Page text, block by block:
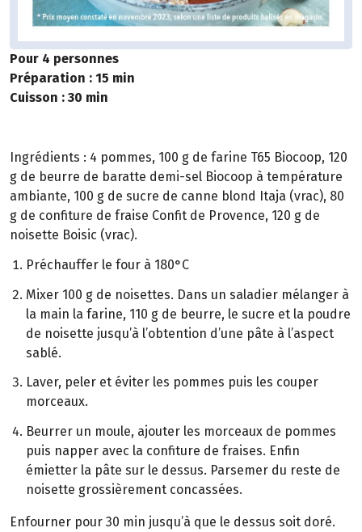
Pour 4 personnes
Préparation : 15 min
Cuisson : 30 min
Ingrédients : 4 pommes, 100 g de farine T65 Biocoop, 120
g de beurre de baratte demi-sel Biocoop à température
ambiante, 100 g de sucre de canne blond Itaja (vrac), 80
g de confiture de fraise Confit de Provence, 120 g de
noisette Boisic (vrac).
Préchauffer le four à 180°C
Mixer 100 g de noisettes. Dans un saladier mélanger à
la main la farine, 110 g de beurre, le sucre et la poudre
de noisette jusqu’à l’obtention d’une pâte à l’aspect
sablé.
Laver, peler et éviter les pommes puis les couper
morceaux.
Beurrer un moule, ajouter les morceaux de pommes
puis napper avec la confiture de fraises. Enfin
émietter la pâte sur le dessus. Parsemer du reste de
noisette grossièrement concassées.
Enfourner pour 30 min jusqu’à que le dessus soit doré.